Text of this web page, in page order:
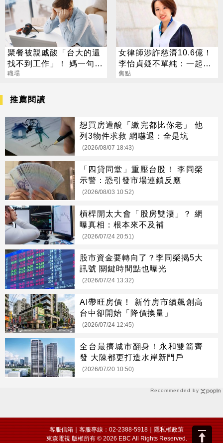
聚餐被親戚酸「台大的還
找不到工作」！ 媽一句神
回戰場秒靜音
職場
女律師涉詐慈濟10.6億！
李怡貞疑不單純：一起洗
錢？
焦點
Recommended by
推薦閱讀
想買房遭酸「繳完都比你老」 他
列3物件求救 網嚇退：全是坑
(2026/08/07 18:43)
「四貸同堂」重壓台股！ 李同榮
示警：恐引發市場連鎖反應
(2026/08/03 10:52)
槓桿開太大會「股房雙淒」？ 網
曝真相：根本來不及補
(2026/07/24 20:51)
股市資金要轉向了？李同榮揭5大
訊號 關鍵時間點也曝光
(2026/07/24 13:32)
AI帶旺房價！ 新竹房市續飆創高
台中卻開始「降價換量」
(2026/07/24 12:45)
全台最擠城市翻身！永和雙箭齊
發 大陳都更打造水岸新門戶
(2026/07/20 10:50)
客服信箱｜客服專線：02-2388-5918｜隱私權政策
東森電視 版權所有 © 2026 EBC All Rights Reserved.